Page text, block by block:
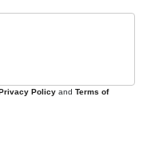
Policy and Terms of